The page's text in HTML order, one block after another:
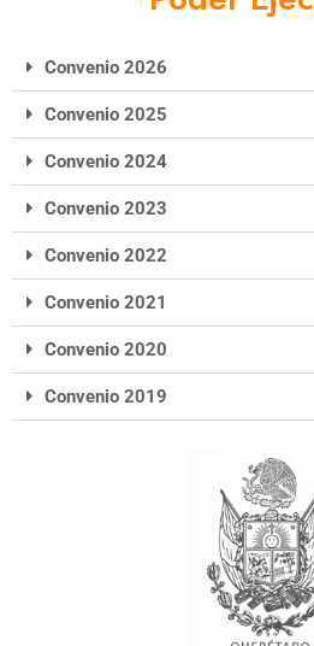
Convenio 2026
Convenio 2025
Convenio 2024
Convenio 2023
Convenio 2022
Convenio 2021
Convenio 2020
Convenio 2019